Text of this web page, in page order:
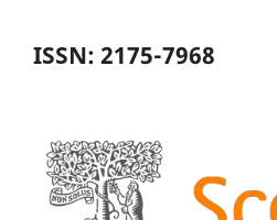
ISSN: 2175-7968